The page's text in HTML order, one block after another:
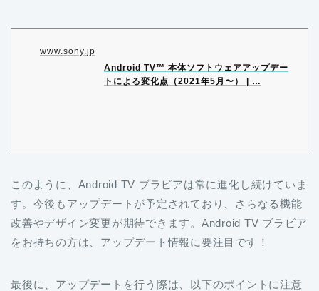
www.sony.jp
Android TV™ 本体ソフトウェアアップデー
トによる変化点（2021年5月〜） | …
このように、Android TV ブラビアは常に進化し続けていま
す。今後もアップデートが予定されており、さらなる機能
改善やデザイン変更が期待できます。Android TV ブラビア
をお持ちの方は、アップデート情報に要注目です！
最後に、アップデートを行う際は、以下のポイントに注意